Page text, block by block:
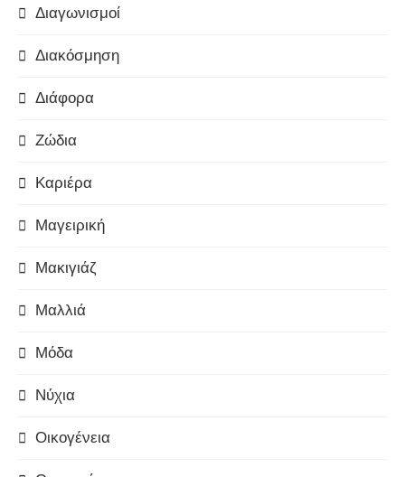
Διαγωνισμοί
Διακόσμηση
Διάφορα
Ζώδια
Καριέρα
Μαγειρική
Μακιγιάζ
Μαλλιά
Μόδα
Νύχια
Οικογένεια